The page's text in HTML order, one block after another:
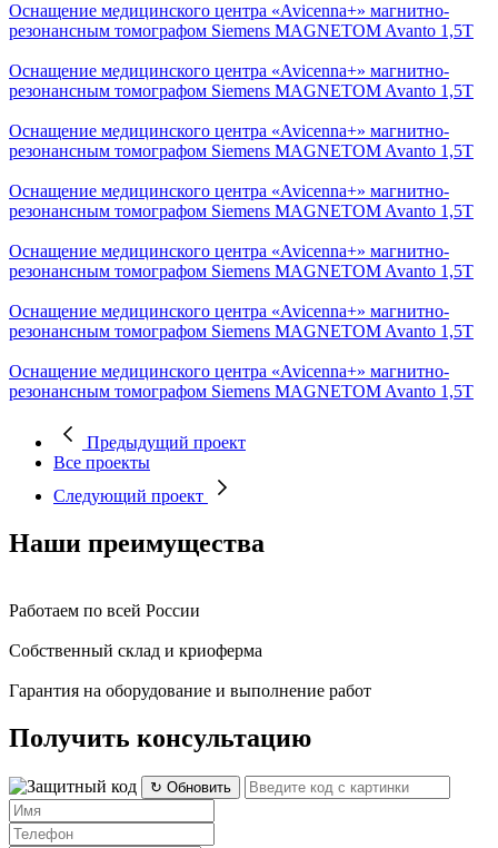
Оснащение медицинского центра «Avicenna+» магнитно-
резонансным томографом Siemens MAGNETOM Avanto 1,5Т
Оснащение медицинского центра «Avicenna+» магнитно-
резонансным томографом Siemens MAGNETOM Avanto 1,5Т
Оснащение медицинского центра «Avicenna+» магнитно-
резонансным томографом Siemens MAGNETOM Avanto 1,5Т
Оснащение медицинского центра «Avicenna+» магнитно-
резонансным томографом Siemens MAGNETOM Avanto 1,5Т
Оснащение медицинского центра «Avicenna+» магнитно-
резонансным томографом Siemens MAGNETOM Avanto 1,5Т
Оснащение медицинского центра «Avicenna+» магнитно-
резонансным томографом Siemens MAGNETOM Avanto 1,5Т
Оснащение медицинского центра «Avicenna+» магнитно-
резонансным томографом Siemens MAGNETOM Avanto 1,5Т
Предыдущий проект
Все проекты
Следующий проект
Наши преимущества
Работаем по всей России
Собственный склад и криоферма
Гарантия на оборудование и выполнение работ
Получить консультацию
↻ Обновить